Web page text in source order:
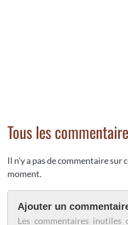
Tous les
Il n'y a pas de commentaire sur
moment.
Ajouter un
Les commentaires inutiles